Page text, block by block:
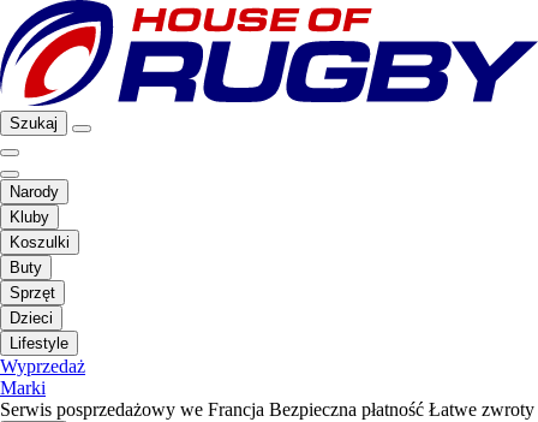
Szukaj
Narody
Kluby
Koszulki
Buty
Sprzęt
Dzieci
Lifestyle
Wyprzedaż
Marki
Serwis posprzedażowy we Francja Bezpieczna płatność Łatwe zwroty